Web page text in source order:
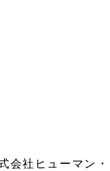
会社ヒューマン